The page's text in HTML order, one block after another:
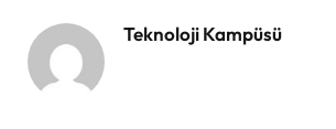
Teknoloji Kampüsü